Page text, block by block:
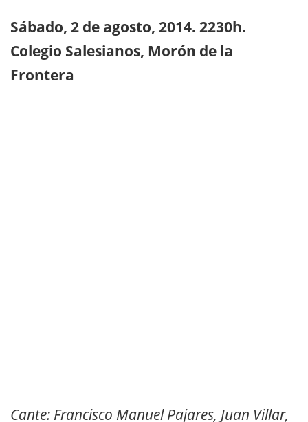
Sábado, 2 de agosto, 2014. 2230h.
Colegio Salesianos, Morón de la
Frontera
Cante: Francisco Manuel Pajares, Juan Villar,